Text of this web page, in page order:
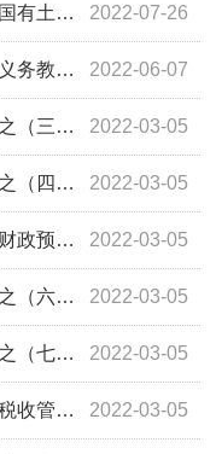
2022-07-26
开标准目录
2022-06-07
标准目录
2022-03-05
开标准目录
2022-03-05
开标准目录
2022-03-05
标准目录
2022-03-05
开标准目录
2022-03-05
开标准目录
2022-03-05
标准目录